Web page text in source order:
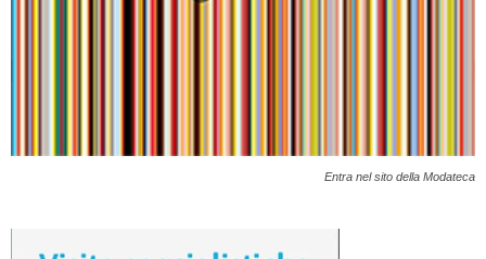
Entra nel sito della Modateca